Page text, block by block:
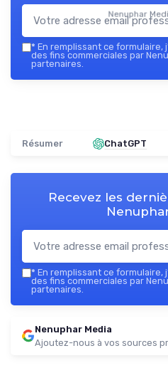
Nenuphar
* En remplissant ce formulaire,
des fins commerciales par
partenaires.
Résumer ChatGPT
Recevez les
* En remplissant ce formulaire,
des fins commerciales par
partenaires.
Nenuphar Media
Ajoutez-nous à vos sources